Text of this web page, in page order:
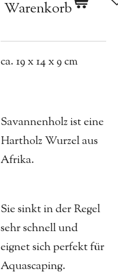
Warenkorb
ca. 19 x 14 x 9 cm
Savannenholz ist eine
Hartholz Wurzel aus
Afrika.
Sie sinkt in der Regel
sehr schnell und
eignet sich perfekt für
Aquascaping.